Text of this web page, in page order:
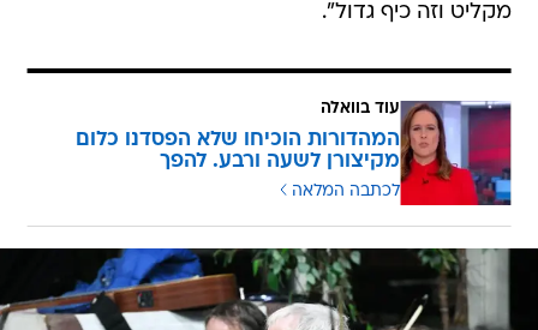
מקליט וזה כיף גדול".
עוד בוואלה
המהדורות הוכיחו שלא הפסדנו כלום
מקיצורן לשעה ורבע. להפך
לכתבה המלאה